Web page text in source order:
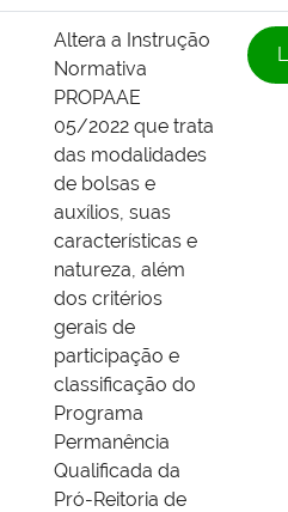
Altera a Instrução
Normativa
PROPAAE
05/2022 que trata
das modalidades
de bolsas e
auxílios, suas
características e
natureza, além
dos critérios
gerais de
participação e
classificação do
Programa
Permanência
Qualificada da
Pró-Reitoria de